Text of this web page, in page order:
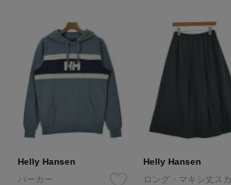
Helly Hansen
パーカー
Helly Hansen
ロング・マキシ丈ス